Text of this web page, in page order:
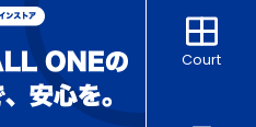
Court